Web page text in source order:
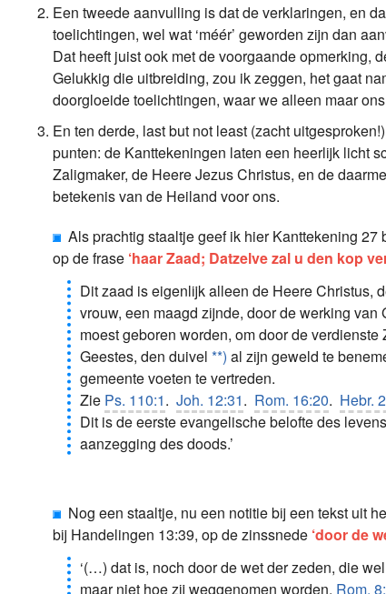
Een tweede aanvulling is dat de verklaringen, en
toelichtingen, wel wat ‘méér’ geworden zijn dan
Dat heeft juist ook met de voorgaande opmerking,
Gelukkig die uitbreiding, zou ik zeggen, het gaat
doorgloeide toelichtingen, waar we alleen maar
En ten derde, last but not least (zacht
punten: de Kanttekeningen laten een heerlijk licht
Zaligmaker, de Heere Jezus Christus, en de
betekenis van de Heiland voor ons.
Als prachtig staaltje geef ik hier Kanttekening 27
op de frase ‘haar Zaad; Datzelve zal u den kop
Dit zaad is eigenlijk alleen de Heere Christus,
vrouw, een maagd zijnde, door de werking
moest geboren worden, om door de
Geestes, den duivel **) al zijn geweld te
gemeente voeten te vertreden.
Zie Ps. 110:1. Joh. 12:31. Rom. 16:20. Hebr.
Dit is de eerste evangelische belofte des
aanzegging des doods.’
Nog een staaltje, nu een notitie bij een tekst uit
bij Handelingen 13:39, op de zinssnede ‘door de
‘(…) dat is, noch door de wet der zeden, die
maar niet hoe zij weggenomen worden, Rom.